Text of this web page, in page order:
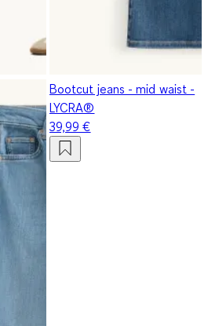
Bootcut jeans - mid waist -
LYCRA®
39,99 €